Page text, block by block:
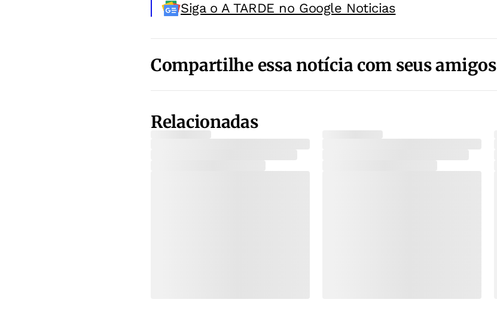
Siga o A TARDE no Google Noticias
Compartilhe essa notícia com seus amigos
Relacionadas